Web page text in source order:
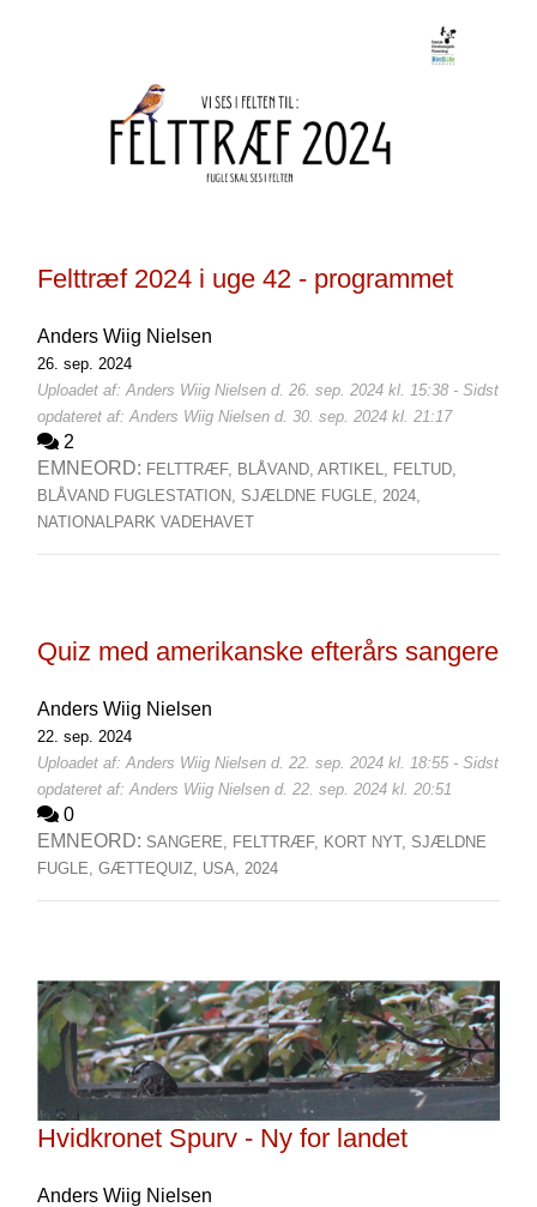
Felttræf 2024 i uge 42 - programmet
Anders Wiig Nielsen
26. sep. 2024
Uploadet af: Anders Wiig Nielsen d. 26. sep. 2024 kl. 15:38 - Sidst
opdateret af: Anders Wiig Nielsen d. 30. sep. 2024 kl. 21:17
2
EMNEORD: FELTTRÆF, BLÅVAND, ARTIKEL,
FELTUD,
BLÅVAND FUGLESTATION, SJÆLDNE FUGLE, 2024,
NATIONALPARK VADEHAVET
Quiz med amerikanske efterårs sangere
Anders Wiig Nielsen
22. sep. 2024
Uploadet af: Anders Wiig Nielsen d. 22. sep. 2024 kl. 18:55 - Sidst
opdateret af: Anders Wiig Nielsen d. 22. sep. 2024 kl. 20:51
0
EMNEORD: SANGERE, FELTTRÆF, KORT NYT, SJÆLDNE
FUGLE, GÆTTEQUIZ, USA, 2024
Hvidkronet Spurv - Ny for landet
Anders Wiig Nielsen